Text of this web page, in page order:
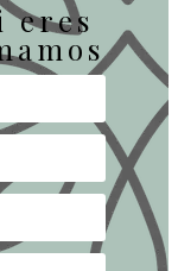
eres